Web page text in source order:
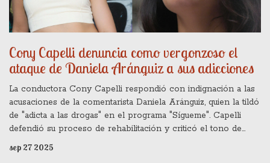
Cony Capelli denuncia como vergonzoso el
ataque de Daniela Aránguiz a sus adicciones
La conductora Cony Capelli respondió con indignación a las
acusaciones de la comentarista Daniela Aránguiz, quien la tildó
de "adicta a las drogas" en el programa "Sígueme". Capelli
defendió su proceso de rehabilitación y criticó el tono de
Aránguiz, calificándolo de vergonzoso. La disputa ha generado
más de 200 denuncias ante el CNTV y reaviva una enemistad
sep 27 2025